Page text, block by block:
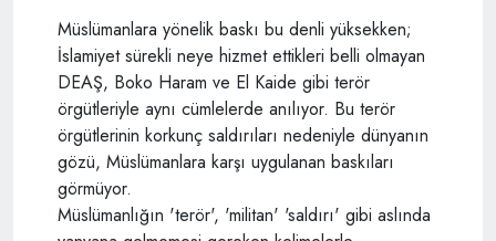
Müslümanlara yönelik baskı bu denli yüksekken;
İslamiyet sürekli neye hizmet ettikleri belli olmayan
DEAŞ, Boko Haram ve El Kaide gibi terör
örgütleriyle aynı cümlelerde anılıyor. Bu terör
örgütlerinin korkunç saldırıları nedeniyle dünyanın
gözü, Müslümanlara karşı uygulanan baskıları
görmüyor.
Müslümanlığın 'terör', 'militan' 'saldırı' gibi aslında